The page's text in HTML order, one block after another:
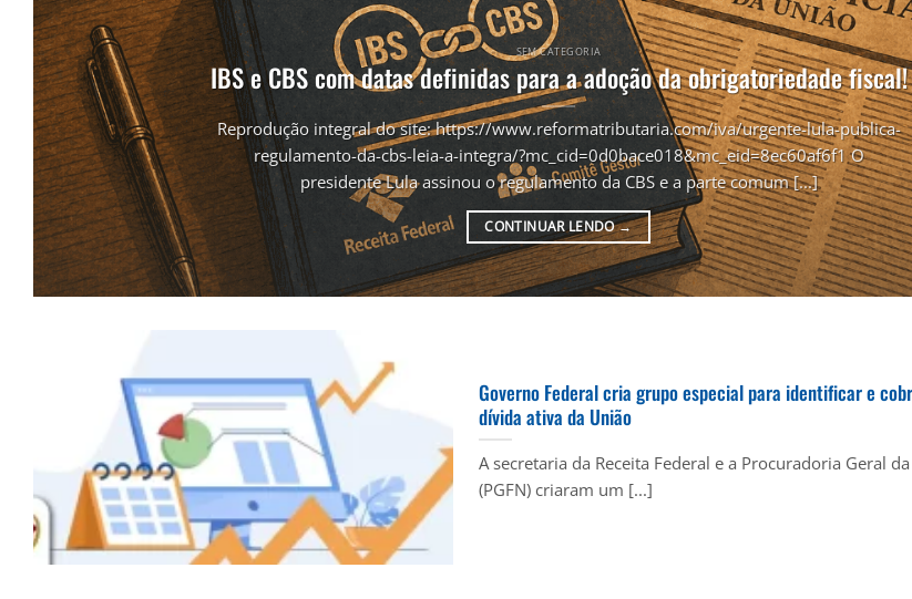
SEM CATEGORIA
IBS e CBS com datas definidas para a adoção da obrigatoriedade fiscal!
Reprodução integral do site: https://www.reformatributaria.com/iva/urgente-lula-publica-
regulamento-da-cbs-leia-a-integra/?mc_cid=0d0bace018&mc_eid=8ec60af6f1 O
presidente Lula assinou o regulamento da CBS e a parte comum [...]
CONTINUAR LENDO→
Governo Federal cria grupo especial para identificar e
dívida ativa da União
A secretaria da Receita Federal e a Procuradoria Geral
(PGFN) criaram um [...]